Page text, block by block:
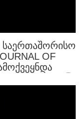
ᲡᲐᲔᲠᲗᲐᲨᲝᲠᲘᲡᲝ
OF